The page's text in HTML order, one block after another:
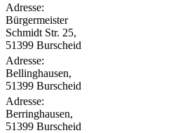
Adresse:
Bürgermeister
Schmidt Str. 25,
51399 Burscheid
Adresse:
Bellinghausen,
51399 Burscheid
Adresse:
Berringhausen,
51399 Burscheid